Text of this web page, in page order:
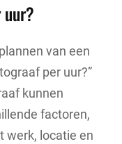
van een
per uur?”
kunnen
factoren,
werk, locatie en